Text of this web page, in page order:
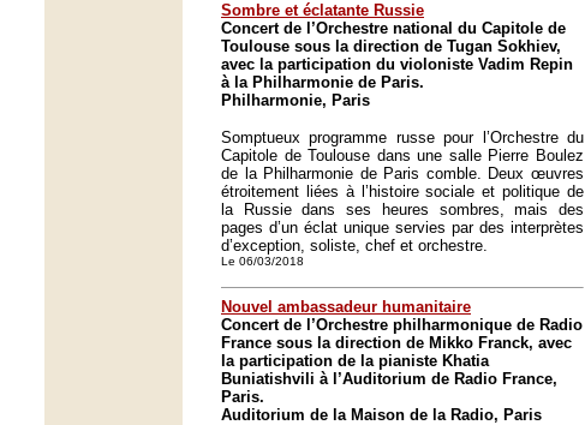
Sombre et éclatante Russie
Concert de l’Orchestre national du Capitole de
Toulouse sous la direction de Tugan Sokhiev,
avec la participation du violoniste Vadim Repin
à la Philharmonie de Paris.
Philharmonie, Paris
Somptueux programme russe pour l’Orchestre du
Capitole de Toulouse dans une salle Pierre Boulez
de la Philharmonie de Paris comble. Deux œuvres
étroitement liées à l’histoire sociale et politique de
la Russie dans ses heures sombres, mais des
pages d’un éclat unique servies par des interprètes
d’exception, soliste, chef et orchestre.
Le 06/03/2018
Nouvel ambassadeur humanitaire
Concert de l’Orchestre philharmonique de Radio
France sous la direction de Mikko Franck, avec
la participation de la pianiste Khatia
Buniatishvili à l’Auditorium de Radio France,
Paris.
Auditorium de la Maison de la Radio, Paris